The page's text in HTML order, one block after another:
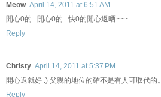
Meow April 14, 2011 at 6:51 AM
開心0的.. 開心0的.. 快0的開心返晒~~~
Reply
Christy April 14, 2011 at 5:37 PM
開心返就好 :) 父親的地位的確不是有人可取代的。
Reply